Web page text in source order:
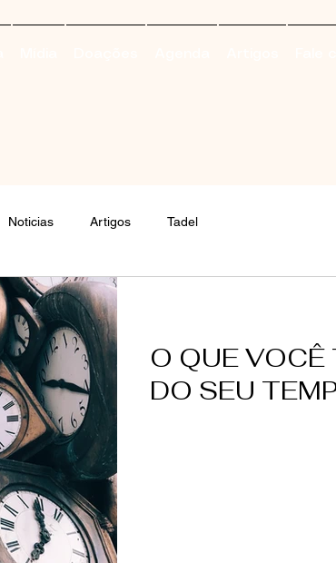
Noticias Artigos Tadel
O QUE VOCÊ
DO SEU